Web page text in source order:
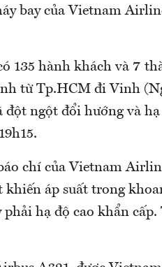
bay của Vietnam
135 hành khách và 7
từ Tp.HCM đi Vinh
đột ngột đổi hướng và
chí của Vietnam
khiến áp suất trong
phải hạ độ cao khẩn